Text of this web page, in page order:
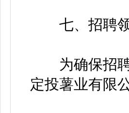
七、招聘领
为确保招聘
定投薯业有限